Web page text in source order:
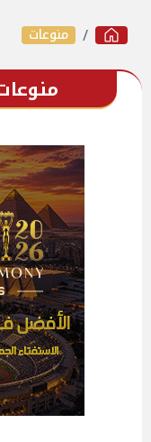
منوعات